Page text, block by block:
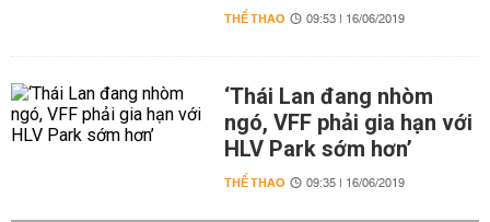
THỂ THAO 09:53 | 16/06/2019
‘Thái Lan đang nhòm
ngó, VFF phải gia hạn với
HLV Park sớm hơn’
THỂ THAO 09:35 | 16/06/2019